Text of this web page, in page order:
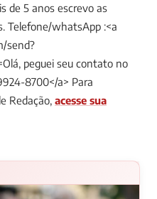
de 5 anos escrevo as
Telefone/whatsApp :<a
send?
peguei seu contato no
8700</a> Para
Redação, acesse sua